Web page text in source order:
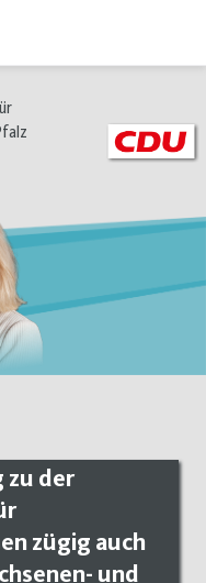
zu der
zügig auch
und